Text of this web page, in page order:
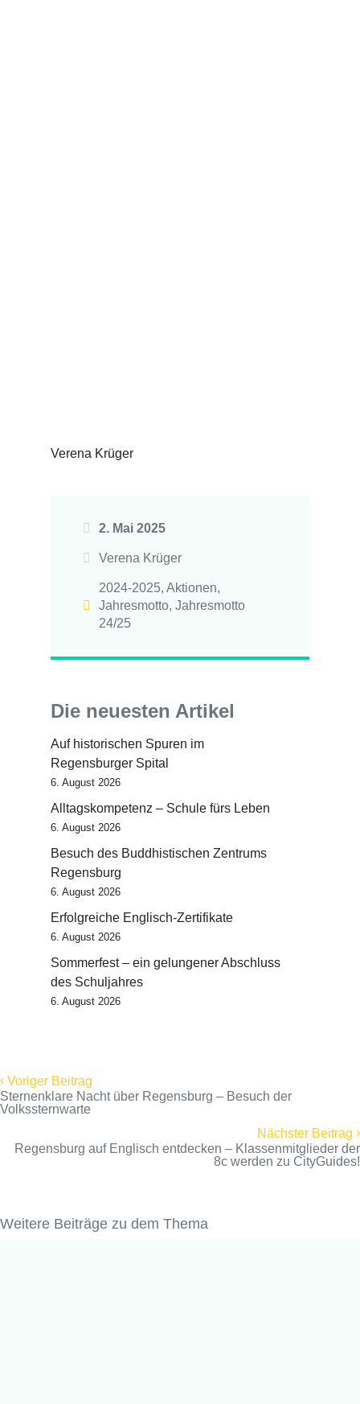
Verena Krüger
2. Mai 2025
Verena Krüger
2024-2025, Aktionen,
Jahresmotto, Jahresmotto
24/25
Die neuesten Artikel
Auf historischen Spuren im
Regensburger Spital
6. August 2026
Alltagskompetenz – Schule fürs Leben
6. August 2026
Besuch des Buddhistischen Zentrums
Regensburg
6. August 2026
Erfolgreiche Englisch-Zertifikate
6. August 2026
Sommerfest – ein gelungener Abschluss
des Schuljahres
6. August 2026
‹ Voriger Beitrag
Sternenklare Nacht über Regensburg – Besuch der
Volkssternwarte
Nächster Beitrag ›
Regensburg auf Englisch entdecken – Klassenmitglieder der
8c werden zu CityGuides!
Weitere Beiträge zu dem Thema